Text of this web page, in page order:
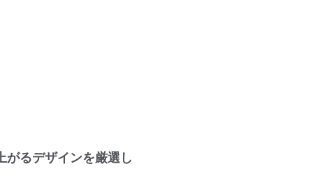
がるデザインを厳選し